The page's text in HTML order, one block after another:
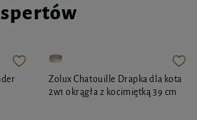
Zolux Chatouille Drapka dla kota
2w1 okrągła z kocimiętką 39 cm